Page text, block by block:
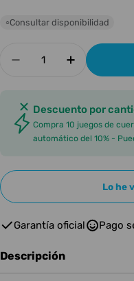
○Consultar disponibilidad
Disminuir cantidad
Descuento por
Compra 10 juegos de
automático del 10% -
Lo he
Garantía oficial Pago
Descripción